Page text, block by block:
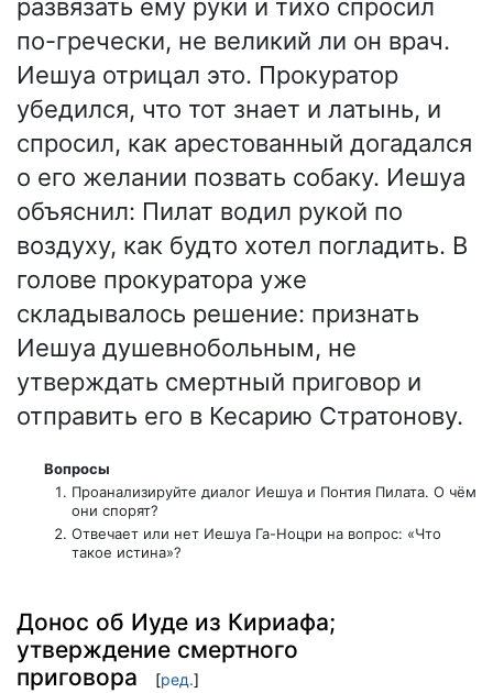
развязать ему руки и тихо спросил
по-гречески, не великий ли он врач.
Иешуа отрицал это. Прокуратор
убедился, что тот знает и латынь, и
спросил, как арестованный догадался
о его желании позвать собаку. Иешуа
объяснил: Пилат водил рукой по
воздуху, как будто хотел погладить. В
голове прокуратора уже
складывалось решение: признать
Иешуа душевнобольным, не
утверждать смертный приговор и
отправить его в Кесарию Стратонову.
Вопросы
Проанализируйте диалог Иешуа и Понтия Пилата. О чём
они спорят?
Отвечает или нет Иешуа Га-Ноцри на вопрос: «Что
такое истина»?
Донос об Иуде из Кириафа;
утверждение смертного
приговора
[ред.]